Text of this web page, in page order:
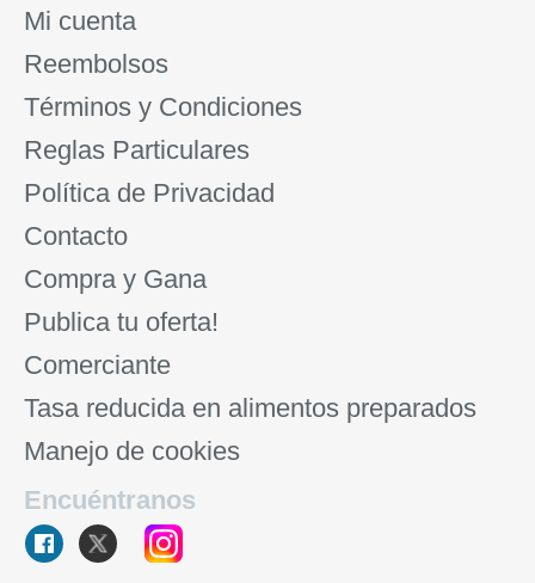
Mi cuenta
Reembolsos
Términos y Condiciones
Reglas Particulares
Política de Privacidad
Contacto
Compra y Gana
Publica tu oferta!
Comerciante
Tasa reducida en alimentos preparados
Manejo de cookies
Encuéntranos